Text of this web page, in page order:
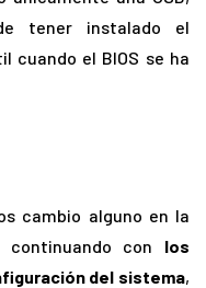
tener instalado el
cuando el BIOS se ha
cambio alguno en la
con los
del sistema,